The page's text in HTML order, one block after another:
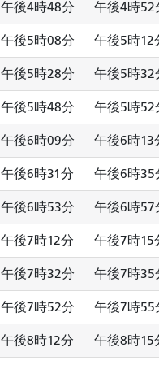
午後4時48分 午後4時52
午後5時08分 午後5時12
午後5時28分 午後5時32
午後5時48分 午後5時52
午後6時09分 午後6時13
午後6時31分 午後6時35
午後6時53分 午後6時57
午後7時12分 午後7時15
午後7時32分 午後7時35
午後7時52分 午後7時55
午後8時12分 午後8時15